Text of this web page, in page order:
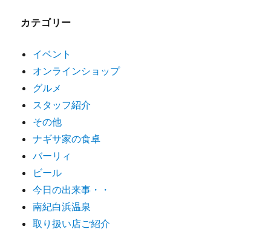
カテゴリー
イベント
オンラインショップ
グルメ
スタッフ紹介
その他
ナギサ家の食卓
バーリィ
ビール
今日の出来事・・
南紀白浜温泉
取り扱い店ご紹介